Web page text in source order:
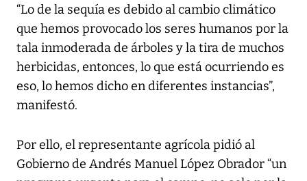
“Lo de la sequía es debido al cambio climático
que hemos provocado los seres humanos por la
tala inmoderada de árboles y la tira de muchos
herbicidas, entonces, lo que está ocurriendo es
eso, lo hemos dicho en diferentes instancias”,
manifestó.
Por ello, el representante agrícola pidió al
Gobierno de Andrés Manuel López Obrador “un